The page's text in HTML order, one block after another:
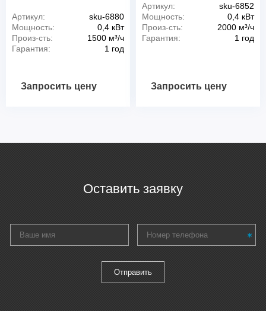
Артикул:
sku-6880
Мощность:
0,4 кВт
Произ-сть:
1500 м³/ч
Гарантия:
1 год
Запросить цену
Артикул:
sku-6852
Мощность:
0,4 кВт
Произ-сть:
2000 м³/ч
Гарантия:
1 год
Запросить цену
Оставить заявку